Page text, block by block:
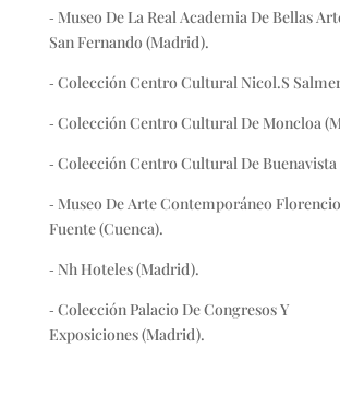
‐ Museo De La Real Academia De Bellas
San Fernando (Madrid).
‐ Colección Centro Cultural Nicol.S
‐ Colección Centro Cultural De Moncloa
‐ Colección Centro Cultural De
‐ Museo De Arte Contemporáneo
Fuente (Cuenca).
‐ Nh Hoteles (Madrid).
‐ Colección Palacio De Congresos Y
Exposiciones (Madrid).